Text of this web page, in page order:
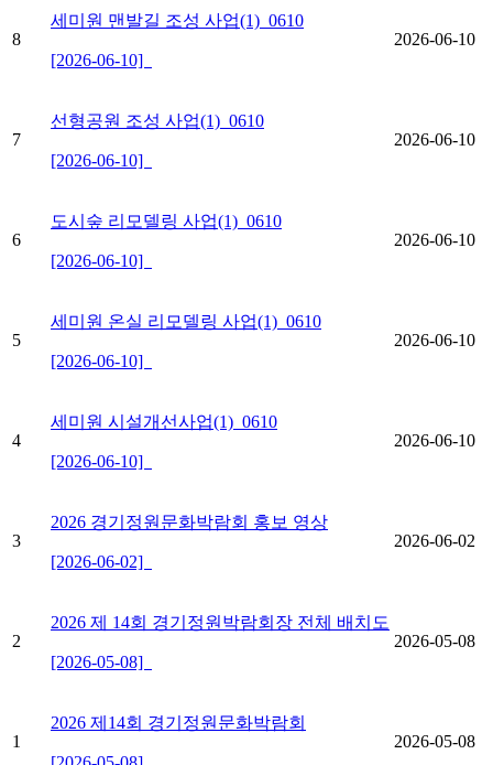
8
세미원 맨발길 조성 사업(1)_0610
[2026-06-10]
2026-06-10
7
선형공원 조성 사업(1)_0610
[2026-06-10]
2026-06-10
6
도시숲 리모델링 사업(1)_0610
[2026-06-10]
2026-06-10
5
세미원 온실 리모델링 사업(1)_0610
[2026-06-10]
2026-06-10
4
세미원 시설개선사업(1)_0610
[2026-06-10]
2026-06-10
3
2026 경기정원문화박람회 홍보 영상
[2026-06-02]
2026-06-02
2
2026 제 14회 경기정원박람회장 전체 배치도
[2026-05-08]
2026-05-08
1
2026 제14회 경기정원문화박람회
2026-05-08